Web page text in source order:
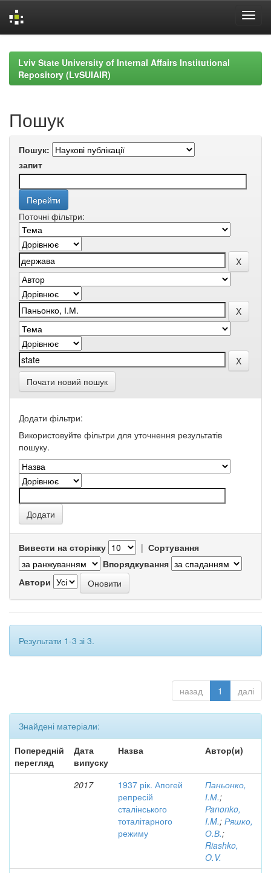
navigationLviv State University of Internal Affairs Institutional
Repository (LvSUIAIR)
Пошук
Пошук:
запит
Поточні фільтри:
Почати новий пошук
Додати фільтри:
Використовуйте фільтри для уточнення результатів
пошуку.
Вивести на сторінку | Сортування
Впорядкування
Автори
Результати 1-3 зі 3.
назад 1 далі
Знайдені матеріали:
Попередній
перегляд
Дата
випуску
Назва Автор(и)
2017
1937 рік. Апогей
репресій
сталінського
тоталітарного
режиму
Паньонко,
І.М.;
Panonko,
I.M.; Ряшко,
О.В.;
Riashko,
O.V.